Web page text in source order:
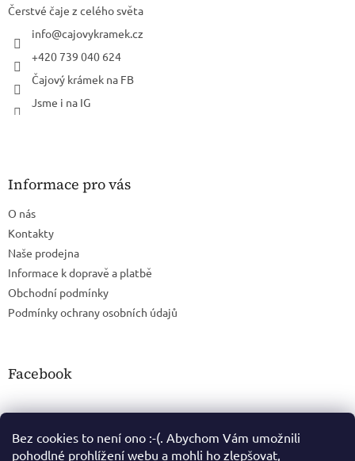
Bez cookies to není ono :-(. Abychom Vám umožnili
pohodlné prohlížení webu a mohli ho zlepšovat,
Čerstvé čaje z celého světa
info@cajovykramek.cz
+420 739 040 624
Čajový krámek na FB
Jsme i na IG
Informace pro vás
O nás
Kontakty
Naše prodejna
Informace k dopravě a platbě
Obchodní podmínky
Podmínky ochrany osobních údajů
Facebook